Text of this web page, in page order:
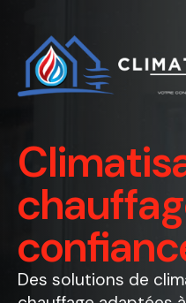
Des solutions de